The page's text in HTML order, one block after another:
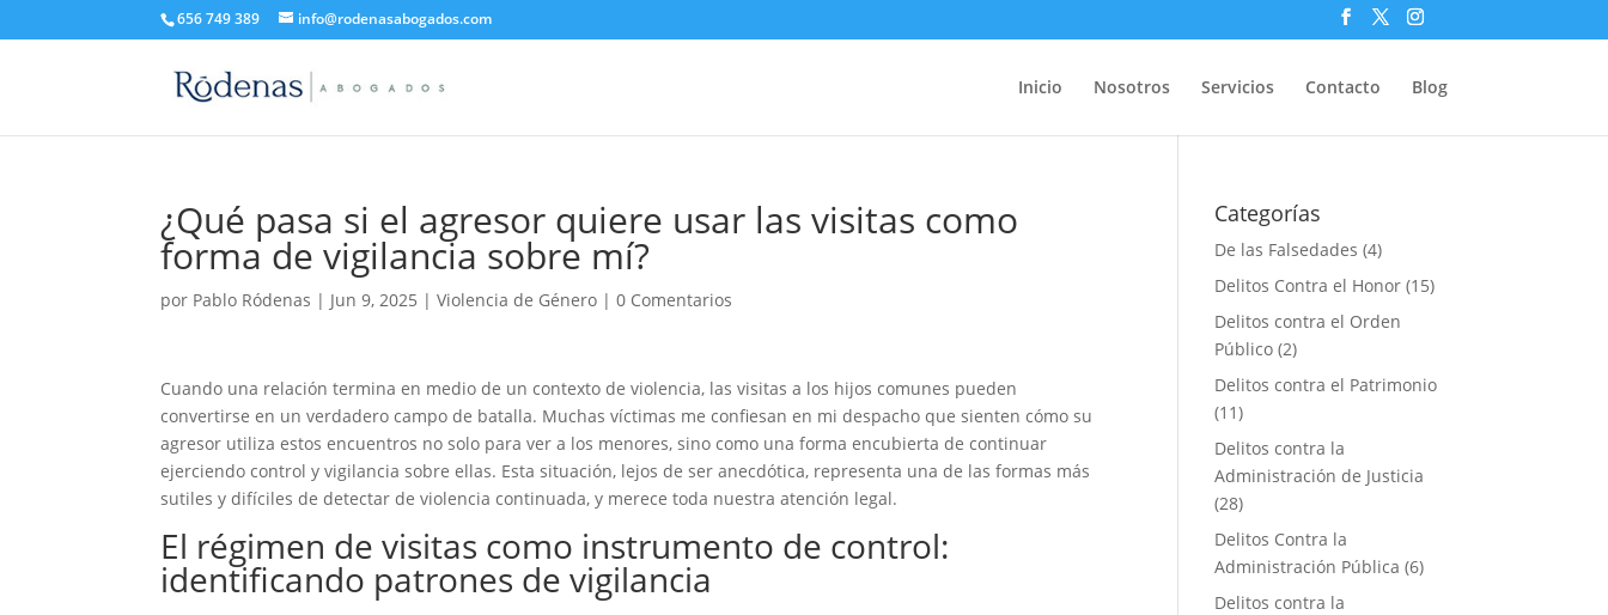
656 749 389 info@rodenasabogados.com
Inicio Nosotros Servicios Contacto Blog
¿Qué pasa si el agresor quiere usar las visitas como
forma de vigilancia sobre mí?
por Pablo Ródenas | Jun 9, 2025 |Violencia de Género |0 Comentarios
Cuando una relación termina en medio de un contexto de violencia, las visitas a los hijos comunes pueden
convertirse en un verdadero campo de batalla. Muchas víctimas me confiesan en mi despacho que sienten cómo su
agresor utiliza estos encuentros no solo para ver a los menores, sino como una forma encubierta de continuar
ejerciendo control y vigilancia sobre ellas. Esta situación, lejos de ser anecdótica, representa una de las formas más
sutiles y difíciles de detectar de violencia continuada, y merece toda nuestra atención legal.
El régimen de visitas como instrumento de control:
identificando patrones de vigilancia
Categorías
De las Falsedades (4)
Delitos Contra el Honor (15)
Delitos contra el Orden
Público (2)
Delitos contra el Patrimonio
(11)
Delitos contra la
Administración de Justicia
(28)
Delitos Contra la
Administración Pública (6)
Delitos contra la